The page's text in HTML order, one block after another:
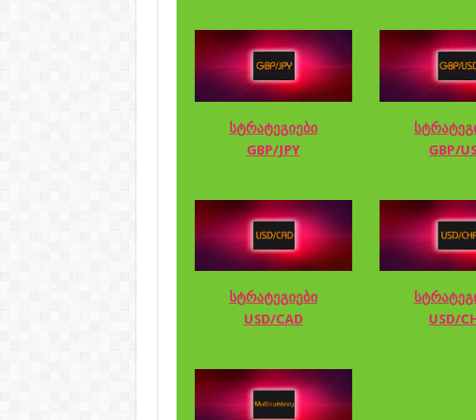
სტრატეგიები
GBP/JPY
GBP/
სტრატეგიები
USD/CAD
USD/